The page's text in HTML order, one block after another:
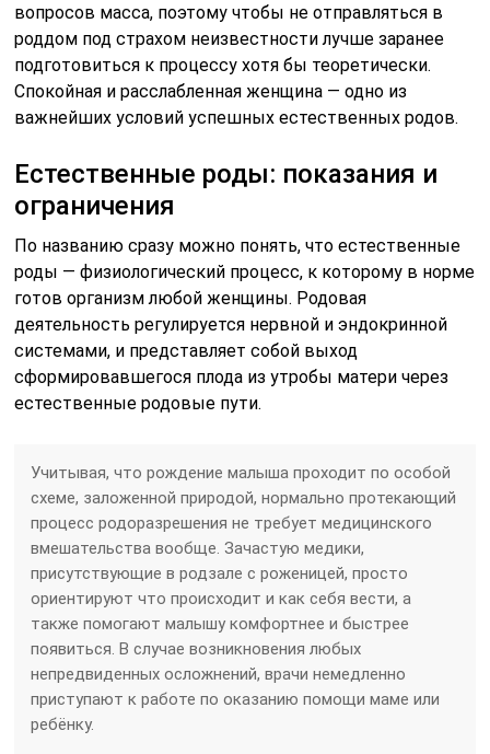
вопросов масса, поэтому чтобы не отправляться в
роддом под страхом неизвестности лучше заранее
подготовиться к процессу хотя бы теоретически.
Спокойная и расслабленная женщина — одно из
важнейших условий успешных естественных родов.
Естественные роды: показания и
ограничения
По названию сразу можно понять, что естественные
роды — физиологический процесс, к которому в норме
готов организм любой женщины. Родовая
деятельность регулируется нервной и эндокринной
системами, и представляет собой выход
сформировавшегося плода из утробы матери через
естественные родовые пути.
Учитывая, что рождение малыша проходит по особой
схеме, заложенной природой, нормально протекающий
процесс родоразрешения не требует медицинского
вмешательства вообще. Зачастую медики,
присутствующие в родзале с роженицей, просто
ориентируют что происходит и как себя вести, а
также помогают малышу комфортнее и быстрее
появиться. В случае возникновения любых
непредвиденных осложнений, врачи немедленно
приступают к работе по оказанию помощи маме или
ребёнку.